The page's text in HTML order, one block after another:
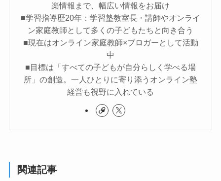
楽情報まで、幅広い情報をお届け
■学習指導歴20年：学習塾教室長・講師やオンライ
ン家庭教師として多くの子どもたちと向き合う
■現在はオンライン家庭教師×ブロガーとして活動
中
■目標は「すべての子どもが自分らしく学べる場
所」の創造。一人ひとりに寄り添うオンライン塾
経営も視野に入れている
関連記事